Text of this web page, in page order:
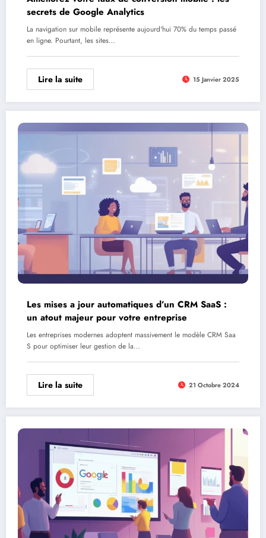
secrets de Google Analytics
La navigation sur mobile représente aujourd'hui 70% du temps passé
en ligne. Pourtant, les sites…
Lire la suite 15 Janvier 2025
Les mises a jour automatiques d’un CRM SaaS :
un atout majeur pour votre entreprise
Les entreprises modernes adoptent massivement le modèle CRM Saa
S pour optimiser leur gestion de la…
Lire la suite 21 Octobre 2024